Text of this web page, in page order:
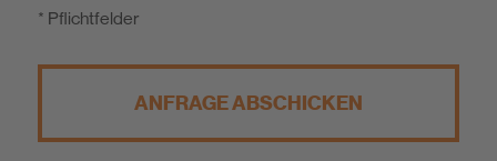
* Pflichtfelder
ANFRAGE ABSCHICKEN